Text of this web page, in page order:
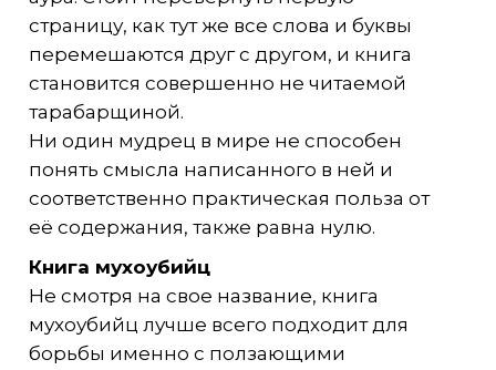
страницу, как тут же все слова и буквы
перемешаются друг с другом, и книга
становится совершенно не читаемой
тарабарщиной.
Ни один мудрец в мире не способен
понять смысла написанного в ней и
соответственно практическая польза от
её содержания, также равна нулю.
Книга мухоубийц
Не смотря на свое название, книга
мухоубийц лучше всего подходит для
борьбы именно с ползающими